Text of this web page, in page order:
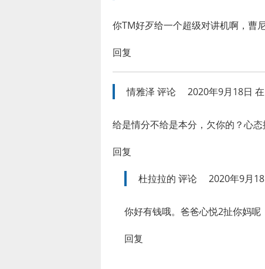
你TM好歹给一个超级对讲机啊，曹
回复
情雅泽 评论 2020年9月18日
给是情分不给是本分，欠你的？心
回复
杜拉拉的 评论 2020年9月
你好有钱哦。爸爸心悦2扯你妈呢
回复